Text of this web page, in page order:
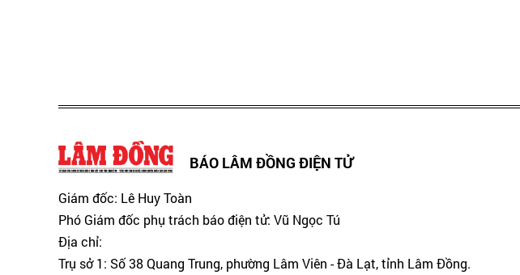
BÁO LÂM ĐỒNG ĐIỆN TỬ
Giám đốc: Lê Huy Toàn
Phó Giám đốc phụ trách báo điện tử: Vũ Ngọc Tú
Địa chỉ:
Trụ sở 1: Số 38 Quang Trung, phường Lâm Viên - Đà Lạt, tỉnh Lâm Đồng.